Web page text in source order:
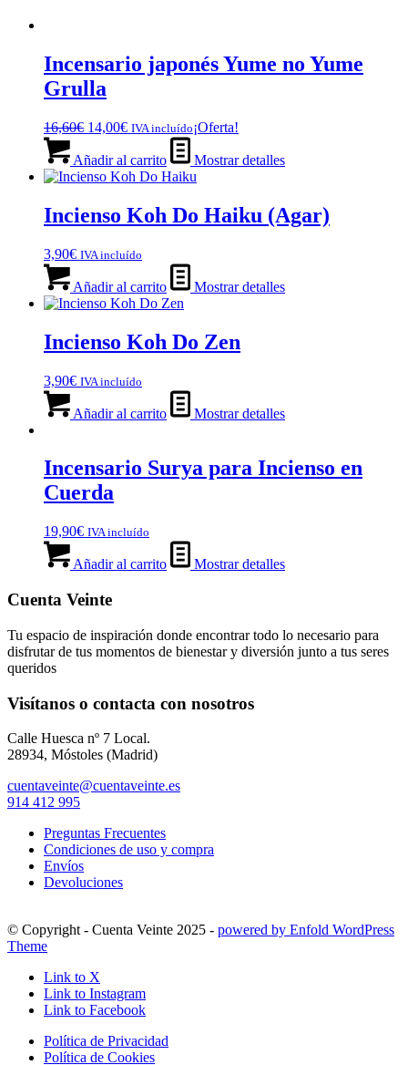
Incensario japonés Yume no Yume
Grulla
16,60€ El
original
era:
14,00€El
actual
es:
IVA incluído¡Oferta!
Añadir al carrito Mostrar detalles
Incienso Koh Do Haiku (Agar)
3,90€ IVA incluído
Añadir al carrito Mostrar detalles
Incienso Koh Do Zen
3,90€ IVA incluído
Añadir al carrito Mostrar detalles
Incensario Surya para Incienso en
Cuerda
19,90€ IVA incluído
Añadir al carrito Mostrar detalles
Cuenta Veinte
Tu espacio de inspiración donde encontrar todo lo necesario para
disfrutar de tus momentos de bienestar y diversión junto a tus seres
queridos
Visítanos o contacta con nosotros
Calle Huesca nº 7 Local.
28934, Móstoles (Madrid)
cuentaveinte@cuentaveinte.es
914 412 995
Preguntas Frecuentes
Condiciones de uso y compra
Envíos
Devoluciones
© Copyright - Cuenta Veinte 2025 - powered by Enfold WordPress
Theme
Link to X
Link to Instagram
Link to Facebook
Política de Privacidad
Política de Cookies